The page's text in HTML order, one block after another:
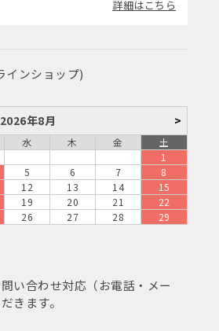
詳細はこちら
インショップ)
2026年8月 >
水 木 金
土
1
5 6 7
8
12 13 14
15
19 20 21
22
26 27 28
29
い合わせ対応（お電話・メー
きます。